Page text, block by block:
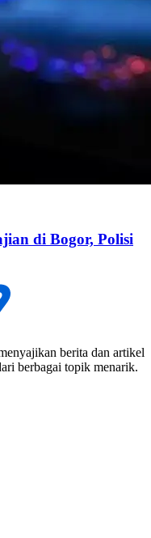
di Bogor, Polisi
berita dan artikel
berbagai topik menarik.